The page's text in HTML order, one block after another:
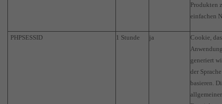
Produkten
einfachen
PHPSESSID 1 Stunde ja
Cookie,
generiert
der
basieren.
allgemeiner